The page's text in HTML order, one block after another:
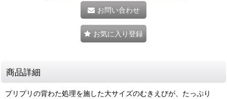
お問い合わせ
お気に入り登録
商品詳細
プリプリの背わた処理を施した大サイズのむきえびが、たっぷり